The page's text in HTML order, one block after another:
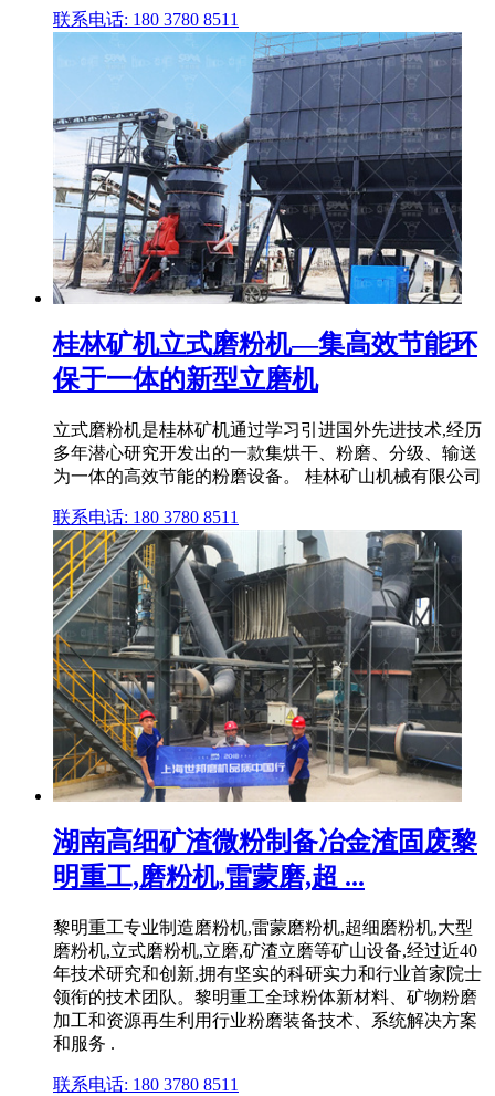
联系电话: 180 3780 8511
桂林矿机立式磨粉机—集高效节能环
保于一体的新型立磨机
立式磨粉机是桂林矿机通过学习引进国外先进技术,经历
多年潜心研究开发出的一款集烘干、粉磨、分级、输送
为一体的高效节能的粉磨设备。 桂林矿山机械有限公司
联系电话: 180 3780 8511
湖南高细矿渣微粉制备冶金渣固废黎
明重工,磨粉机,雷蒙磨,超 ...
黎明重工专业制造磨粉机,雷蒙磨粉机,超细磨粉机,大型
磨粉机,立式磨粉机,立磨,矿渣立磨等矿山设备,经过近40
年技术研究和创新,拥有坚实的科研实力和行业首家院士
领衔的技术团队。黎明重工全球粉体新材料、矿物粉磨
加工和资源再生利用行业粉磨装备技术、系统解决方案
和服务 .
联系电话: 180 3780 8511